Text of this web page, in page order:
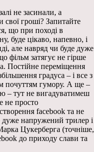
не засинали, а
свої гроші? Запитайте
що при поході в
буде цікаво, напевно, і
але навряд чи буде дуже
затягує не гірше
Постійне переміщення
градуса – і все з
почуттям гумору. А ще –
– тут не вигадуватимеш
не просто
facebook та не
дуже напружений трилер і
Цукерберга (точніше,
до приходу слави та